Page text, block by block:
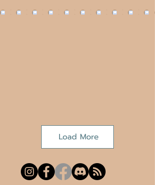
Load More